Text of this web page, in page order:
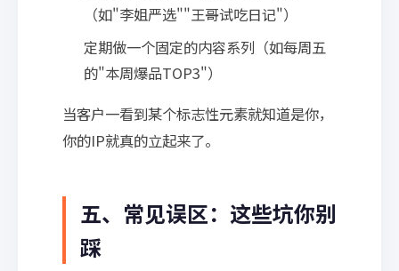
（如"李姐严选""王哥试吃日记"）
定期做一个固定的内容系列（如每周五
的"本周爆品TOP3"）
当客户一看到某个标志性元素就知道是你，
你的IP就真的立起来了。
五、常见误区：这些坑你别
踩